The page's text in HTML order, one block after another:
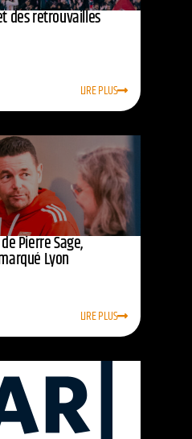
des retrouvailles
LIRE PLUS
Pierre Sage,
Lyon
LIRE PLUS